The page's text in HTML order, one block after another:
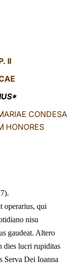
中文
LATINE
II
CONDESA
HONORES
operarius, qui
nisu
gaudeat. Altero
dies lucri rupiditas
Serva Dei Ioanna